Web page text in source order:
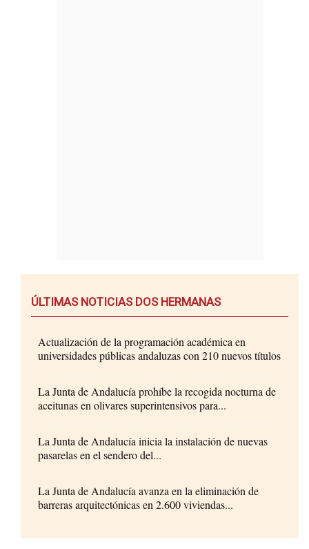
ÚLTIMAS NOTICIAS DOS HERMANAS
Actualización de la programación académica en
universidades públicas andaluzas con 210 nuevos títulos
La Junta de Andalucía prohíbe la recogida nocturna de
aceitunas en olivares superintensivos para...
La Junta de Andalucía inicia la instalación de nuevas
pasarelas en el sendero del...
La Junta de Andalucía avanza en la eliminación de
barreras arquitectónicas en 2.600 viviendas...